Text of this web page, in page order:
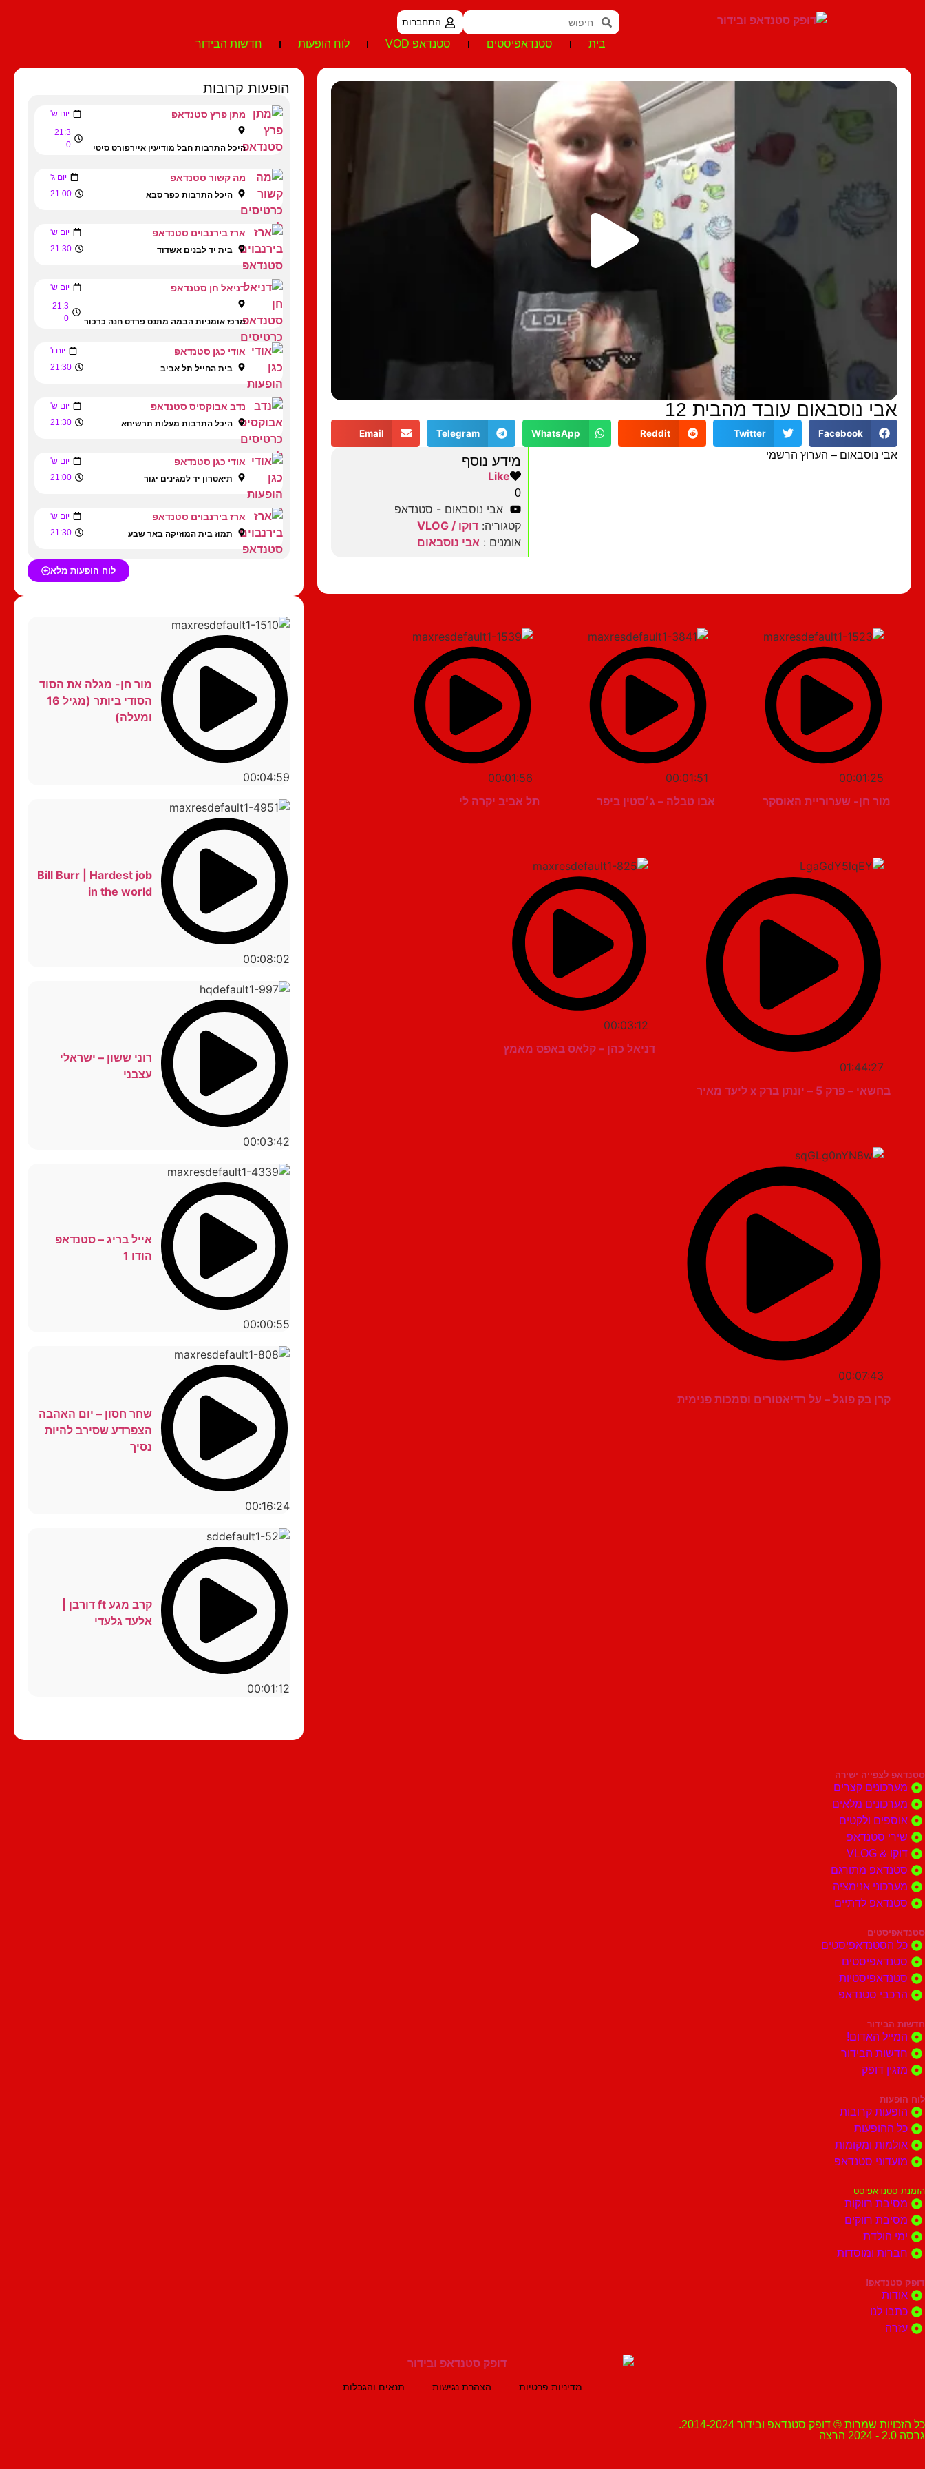
התחברות
בית סטנדאפיסטים סטנדאפ VOD לוח הופעות חדשות הבידור
אבי נוסבאום עובד מהבית 12
Facebook
Twitter
Reddit
WhatsApp
Telegram
Email
אבי נוסבאום – הערוץ הרשמי מידע נוסף
Like
0
אבי נוסבאום - סטנדאפ
קטגוריה: דוקו / VLOG
אומנים : אבי נוסבאום
00:01:25
מור חן- שערוריית האוסקר
00:01:51
אבו טבלה – ג׳סטין ביפר
00:01:56
תל אביב יקרה לי
01:44:27
בחשאי – פרק 5 – יונתן ברק x ליעד מאיר
00:03:12
דניאל כהן – קלאס באפס מאמץ
00:07:43
קרן בק פוגל – על רדיאטורים וסמכות פנימית
הופעות קרובות
מתן פרץ סטנדאפ יום ש'
היכל התרבות חבל מודיעין איירפורט סיטי
21:3
0
מה קשור סטנדאפ יום ג'
היכל התרבות כפר סבא 21:00
ארז בירנבוים סטנדאפ יום ש'
בית יד לבנים אשדוד 21:30
דניאל חן סטנדאפ יום ש'
מרכז אומניות הבמה מתנס פרדס חנה כרכור
21:3
0
אודי כגן סטנדאפ יום ו'
בית החייל תל אביב 21:30
נדב אבוקסיס סטנדאפ יום ש'
היכל התרבות מעלות תרשיחא 21:30
אודי כגן סטנדאפ יום ש'
תיאטרון יד למגינים יגור 21:00
ארז בירנבוים סטנדאפ יום ש'
תמוז בית המוזיקה באר שבע 21:30
לוח הופעות מלא
00:04:59
מור חן- מגלה את הסוד
הסודי ביותר (מגיל 16
ומעלה)
00:08:02
Bill Burr | Hardest job
in the world
00:03:42
רוני ששון – ישראלי
עצבני
00:00:55
אייל בריג – סטנדאפ
הודו 1
00:16:24
שחר חסון – יום האהבה
הצפרדע שסירב להיות
נסיך
00:01:12
קרב מגע ft דורבן |
אלעד גלעדי
סטנדאפ לצפייה ישירה
מערכונים קצרים
מערכונים מלאים
אוספים ולקטים
שירי סטנדאפ
דוקו & VLOG
סטנדאפ מתורגם
מערכוני אנימציה
סטנדאפ לדתיים
סטנדאפיסטים
כל הסטנדאפיסטים
סטנדאפיסטים
סטנדאפיסטיות
הרכבי סטנדאפ
חדשות הבידור
המייל האדום!
חדשות הבידור
מזגין דופק
לוח הופעות
הופעות קרובות
כל ההופעות
אולמות ומקומות
מועדוני סטנדאפ
הזמנת סטנדאפיסט
מסיבת רווקות
מסיבת רווקים
ימי הולדת
חברות ומוסדות
דופק סטנדאפ!
אודות
כתבו לנו
עזרה
מדיניות פרטיות הצהרת נגישות תנאים והגבלות
כל הזכויות שמרות © דופק סטנדאפ ובידור 2014-2024.
גרסה 2.0 - 2024 הרצה